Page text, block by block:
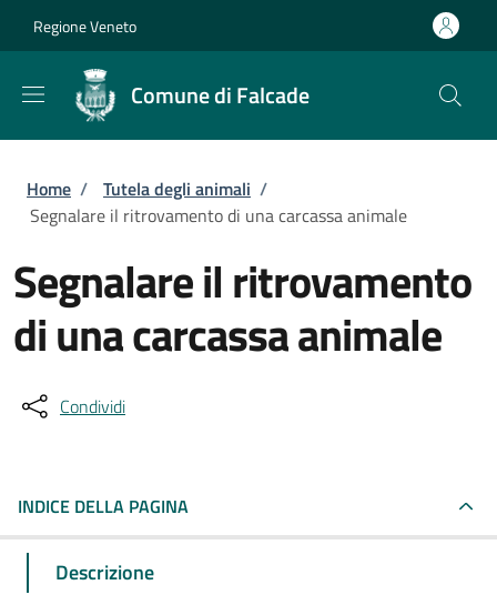
Regione Veneto
Comune di Falcade
Briciole di pane
Home / Tutela degli animali /
Segnalare il ritrovamento di una carcassa animale
Segnalare il ritrovamento
di una carcassa animale
Condividi
INDICE DELLA PAGINA
Descrizione